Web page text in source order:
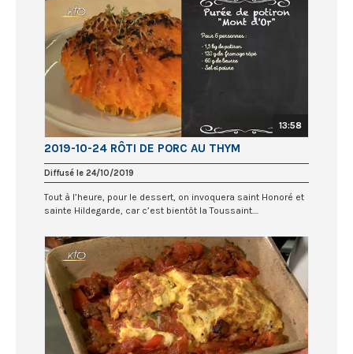
13:58
2019-10-24 RÔTI DE PORC AU THYM
Diffusé le 24/10/2019
Tout à l’heure, pour le dessert, on invoquera saint Honoré et
sainte Hildegarde, car c’est bientôt la Toussaint....